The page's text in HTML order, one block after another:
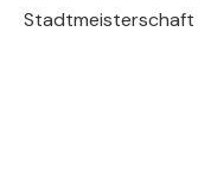
Artikel
Stadtmeisterschaft